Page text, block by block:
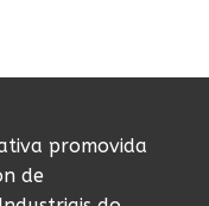
promovida
de